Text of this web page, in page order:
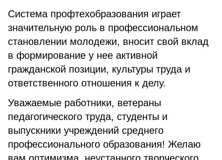
Система профтехобразования играет
значительную роль в профессиональном
становлении молодежи, вносит свой вклад
в формирование у нее активной
гражданской позиции, культуры труда и
ответственного отношения к делу.
Уважаемые работники, ветераны
педагогического труда, студенты и
выпускники учреждений среднего
профессионального образования! Желаю